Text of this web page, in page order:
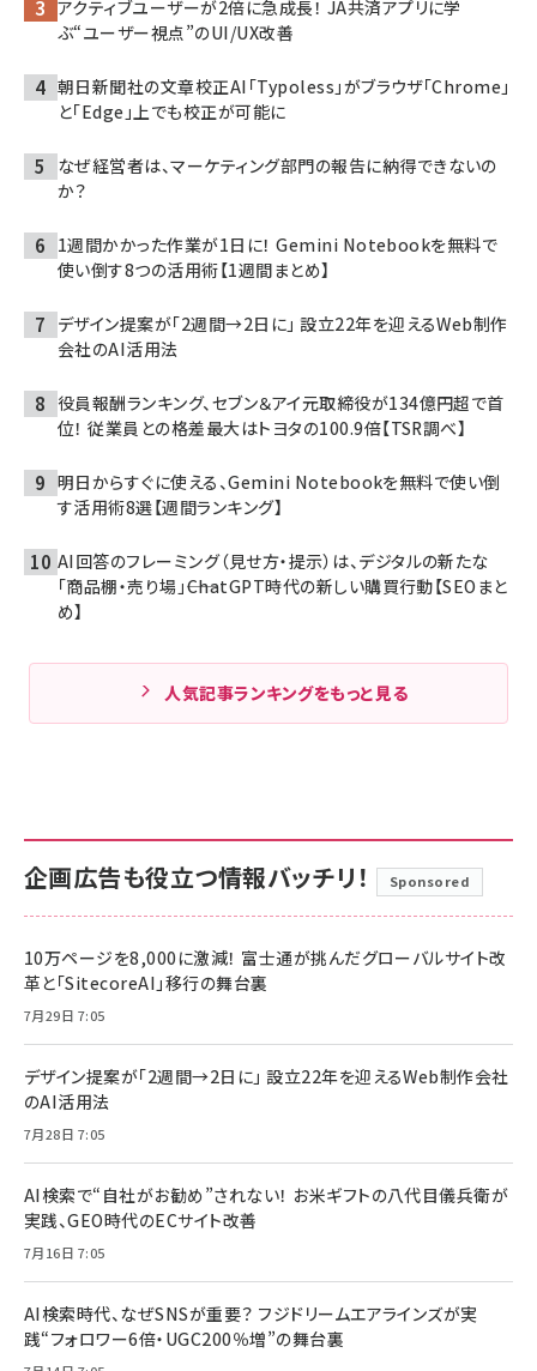
アクティブユーザーが2倍に急成長！ JA共済アプリに学
ぶ“ユーザー視点”のUI/UX改善
朝日新聞社の文章校正AI「Typoless」がブラウザ「Chrome」
と「Edge」上でも校正が可能に
なぜ経営者は、マーケティング部門の報告に納得できないの
か？
1週間かかった作業が1日に！ Gemini Notebookを無料で
使い倒す8つの活用術【1週間まとめ】
デザイン提案が「2週間→2日に」 設立22年を迎えるWeb制作
会社のAI活用法
役員報酬ランキング、セブン＆アイ元取締役が134億円超で首
位！ 従業員との格差最大はトヨタの100.9倍【TSR調べ】
明日からすぐに使える、Gemini Notebookを無料で使い倒
す活用術8選【週間ランキング】
AI回答のフレーミング（見せ方・提示）は、デジタルの新たな
「商品棚・売り場」――ChatGPT時代の新しい購買行動【SEOまと
め】
人気記事ランキングをもっと見る
企画広告も役立つ情報バッチリ！ Sponsored
10万ページを8,000に激減！ 富士通が挑んだグローバルサイト改
革と「SitecoreAI」移行の舞台裏
7月29日 7:05
デザイン提案が「2週間→2日に」 設立22年を迎えるWeb制作会社
のAI活用法
7月28日 7:05
AI検索で“自社がお勧め”されない！ お米ギフトの八代目儀兵衛が
実践、GEO時代のECサイト改善
7月16日 7:05
AI検索時代、なぜSNSが重要？ フジドリームエアラインズが実
践“フォロワー6倍・UGC200％増”の舞台裏